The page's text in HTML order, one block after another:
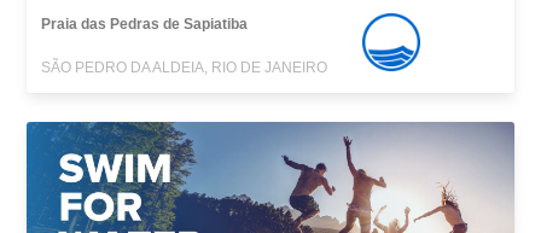
Praia das Pedras de Sapiatiba
SÃO PEDRO DA ALDEIA, RIO DE JANEIRO